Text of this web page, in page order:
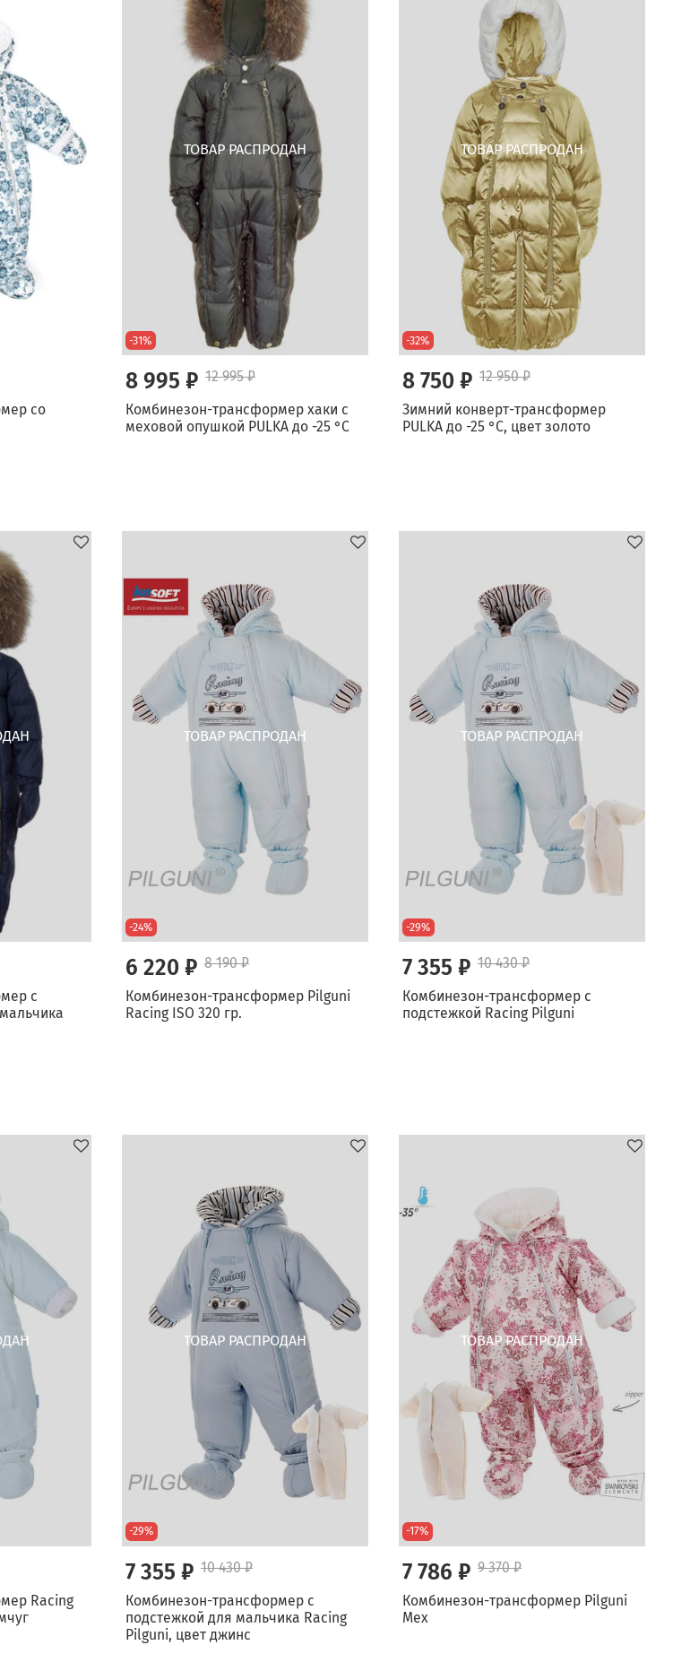
со
-31%
8 995 ₽ 12 995 ₽
Комбинезон-трансформер хаки с
меховой опушкой PULKA до -25 °C
-32%
8 750 ₽ 12 950 ₽
Зимний конверт-трансформер
PULKA до -25 °C, цвет золото
с
-24%
6 220 ₽ 8 190 ₽
Комбинезон-трансформер Pilguni
Racing ISO 320 гр.
-29%
7 355 ₽ 10 430 ₽
Комбинезон-трансформер с
подстежкой Racing Pilguni
Racing
-29%
7 355 ₽ 10 430 ₽
Комбинезон-трансформер с
подстежкой для мальчика Racing
Pilguni, цвет джинс
-17%
7 786 ₽ 9 370 ₽
Комбинезон-трансформер Pilguni
Мех